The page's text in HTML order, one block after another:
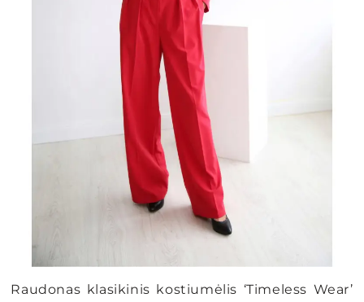
Raudonas klasikinis kostiumėlis ‘Timeless Wear’